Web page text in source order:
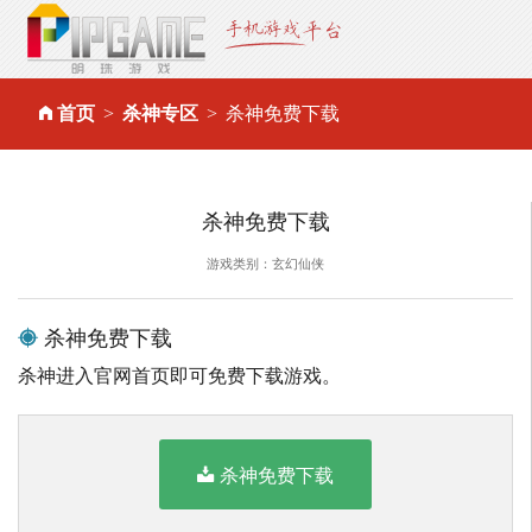
首页 杀神专区 杀神免费下载
杀神免费下载
游戏类别：玄幻仙侠
杀神免费下载
杀神进入官网首页即可免费下载游戏。
杀神免费下载